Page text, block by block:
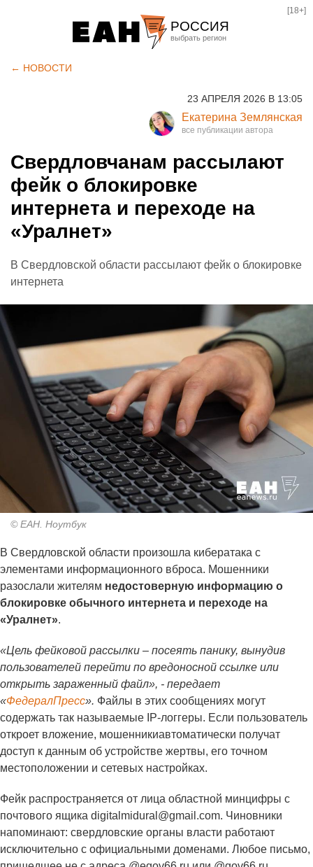
РОССИЯ
Оренбург
[18+]
← НОВОСТИ
23 АПРЕЛЯ 2026 В 13:05
Екатерина Землянская
Свердловчанам рассылают
фейк о блокировке
интернета и переходе на
«Уралнет»
В Свердловской области рассылают фейк о блокировке
интернета
© ЕАН. Ноутбук
В Свердловской области произошла кибератака с
элементами информационного вброса. Мошенники
разослали жителям недостоверную информацию о
блокировке обычного интернета и переходе на
«Уралнет».
«Цель фейковой рассылки – посеять панику, вынудив
пользователей перейти по вредоносной ссылке или
открыть зараженный файл», - передает
«ФедералПресс». Файлы в этих сообщениях могут
содержать так называемые IP-логгеры. Если пользователь
откроет вложение, мошенникиавтоматически получат
доступ к данным об устройстве жертвы, его точном
местоположении и сетевых настройках.
Фейк распространяется от лица областной минцифры с
почтового ящика digitalmidural@gmail.com. Чиновники
напоминают: свердловские органы власти работают
исключительно с официальными доменами. Любое письмо,